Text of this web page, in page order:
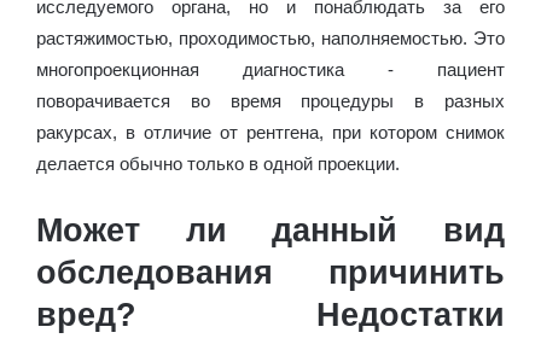
исследуемого органа, но и понаблюдать за его
растяжимостью, проходимостью, наполняемостью. Это
многопроекционная диагностика - пациент
поворачивается во время процедуры в разных
ракурсах, в отличие от рентгена, при котором снимок
делается обычно только в одной проекции.
Может ли данный вид
обследования причинить
вред? Недостатки